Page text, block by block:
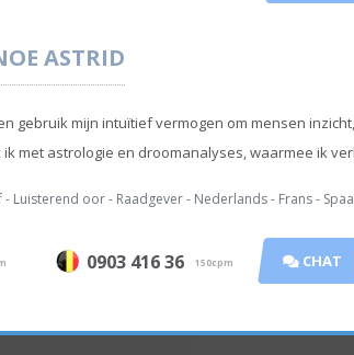
ASTRID
gebruik mijn intuïtief vermogen om mensen
met astrologie en droomanalyses, waarmee ik
- Luisterend oor - Raadgever - Nederlands - Frans -
0903 416 36 150cpm CHAT